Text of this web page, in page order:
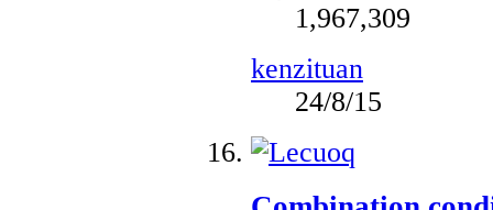
1,967,309
kenzituan
24/8/15